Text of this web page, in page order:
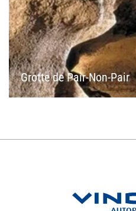
Grotte de Pair-Non-Pair